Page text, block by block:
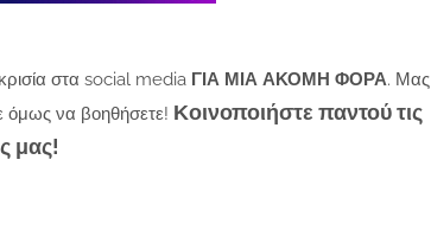
στα social media ΓΙΑ ΜΙΑ ΑΚΟΜΗ ΦΟΡΑ. Μας
όμως να βοηθήσετε! Κοινοποιήστε παντού τις
μας!